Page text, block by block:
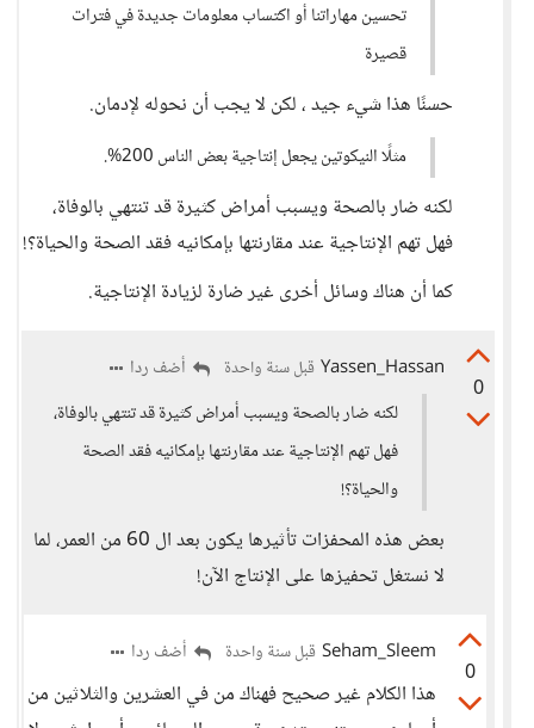
تحسين مهاراتنا أو اكتساب معلومات جديدة في فترات
قصيرة
حسنًا هذا شيء جيد ، لكن لا يجب أن نحوله لإدمان.
مثلًا النيكوتين يجعل إنتاجية بعض الناس 200%.
لكنه ضار بالصحة ويسبب أمراض كثيرة قد تنتهي بالوفاة،
فهل تهم الإنتاجية عند مقارنتها بإمكانيه فقد الصحة والحياة؟!
كما أن هناك وسائل أخرى غير ضارة لزيادة الإنتاجية.
0
Yassen_Hassan قبل سنة واحدة
أضف ردا
لكنه ضار بالصحة ويسبب أمراض كثيرة قد تنتهي بالوفاة،
فهل تهم الإنتاجية عند مقارنتها بإمكانيه فقد الصحة
والحياة؟!
بعض هذه المحفزات تأثيرها يكون بعد ال 60 من العمر، لما
لا نستغل تحفيزها على الإنتاج الآن!
0
Seham_Sleem قبل سنة واحدة أضف ردا
هذا الكلام غير صحيح فهناك من في العشرين والثلاثين من